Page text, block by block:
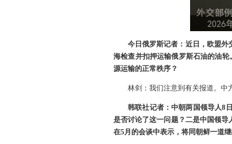
今日俄罗斯记者：近日，欧盟外
海检查并扣押运输俄罗斯石油的油
源运输的正常秩序？
林剑：我们注意到有关报道。中
韩联社记者：中朝两国领导人8
是否讨论了这一问题？二是中国领
在5月的会谈中表示，将同朝鲜一道